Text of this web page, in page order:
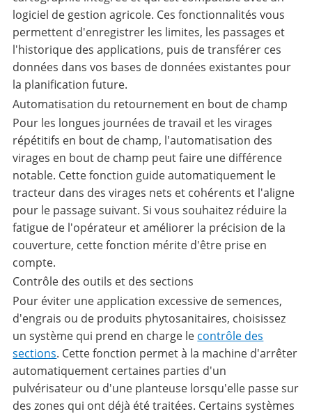
logiciel de gestion agricole. Ces fonctionnalités vous
permettent d'enregistrer les limites, les passages et
l'historique des applications, puis de transférer ces
données dans vos bases de données existantes pour
la planification future.
Automatisation du retournement en bout de champ
Pour les longues journées de travail et les virages
répétitifs en bout de champ, l'automatisation des
virages en bout de champ peut faire une différence
notable. Cette fonction guide automatiquement le
tracteur dans des virages nets et cohérents et l'aligne
pour le passage suivant. Si vous souhaitez réduire la
fatigue de l'opérateur et améliorer la précision de la
couverture, cette fonction mérite d'être prise en
compte.
Contrôle des outils et des sections
Pour éviter une application excessive de semences,
d'engrais ou de produits phytosanitaires, choisissez
un système qui prend en charge le contrôle des
sections. Cette fonction permet à la machine d'arrêter
automatiquement certaines parties d'un
pulvérisateur ou d'une planteuse lorsqu'elle passe sur
des zones qui ont déjà été traitées. Certains systèmes